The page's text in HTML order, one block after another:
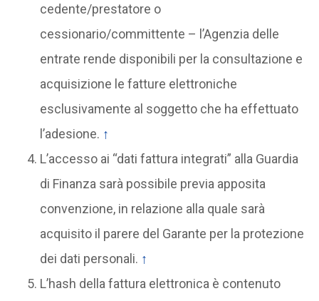
cedente/prestatore o
cessionario/committente – l’Agenzia delle
entrate rende disponibili per la consultazione e
acquisizione le fatture elettroniche
esclusivamente al soggetto che ha effettuato
l’adesione. ↑
L’accesso ai “dati fattura integrati” alla Guardia
di Finanza sarà possibile previa apposita
convenzione, in relazione alla quale sarà
acquisito il parere del Garante per la protezione
dei dati personali. ↑
L’hash della fattura elettronica è contenuto